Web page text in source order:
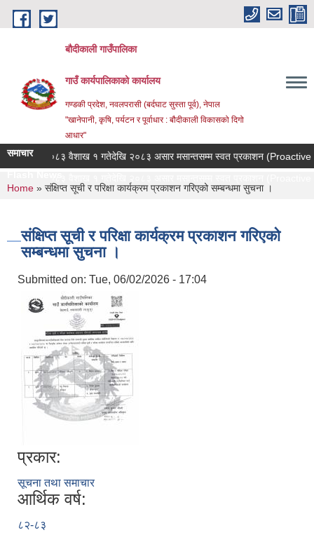
Skip to main content
बौदीकाली गाउँपालिका
गाउँ कार्यपालिकाको कार्यालय
गण्डकी प्रदेश, नवलपरासी (बर्दघाट सुस्ता पूर्व), नेपाल
"खानेपानी, कृषि, पर्यटन र पूर्वाधार : बौदीकाली विकासको दिगो
आधार"
समाचार२०८३ वैशाख १ गतेदेखि २०८३ असार मसान्तसम्म स्वत प्रकाशन (Proactive
You are here
Home » संक्षिप्त सूची र परिक्षा कार्यक्रम प्रकाशन गरिएको सम्बन्धमा सुचना ।
संक्षिप्त सूची र परिक्षा कार्यक्रम प्रकाशन गरिएको
सम्बन्धमा सुचना ।
Submitted on: Tue, 06/02/2026 - 17:04
प्रकार:
सूचना तथा समाचार
आर्थिक वर्ष:
८२-८३